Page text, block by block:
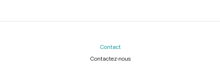
Contact
Contactez-nous